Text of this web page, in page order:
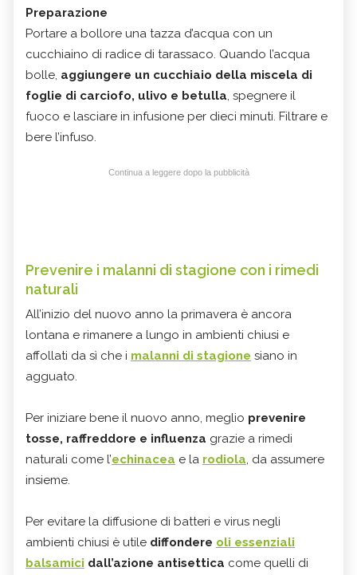
Preparazione
Portare a bollore una tazza d’acqua con un
cucchiaino di radice di tarassaco. Quando l’acqua
bolle, aggiungere un cucchiaio della miscela di
foglie di carciofo, ulivo e betulla, spegnere il
fuoco e lasciare in infusione per dieci minuti. Filtrare e
bere l’infuso.
Continua a leggere dopo la pubblicità
Prevenire i malanni di stagione con i rimedi
naturali
All’inizio del nuovo anno la primavera è ancora
lontana e rimanere a lungo in ambienti chiusi e
affollati da sì che i malanni di stagione siano in
agguato.
Per iniziare bene il nuovo anno, meglio prevenire
tosse, raffreddore e influenza grazie a rimedi
naturali come l’echinacea e la rodiola, da assumere
insieme.
Per evitare la diffusione di batteri e virus negli
ambienti chiusi è utile diffondere oli essenziali
balsamici dall’azione antisettica come quelli di